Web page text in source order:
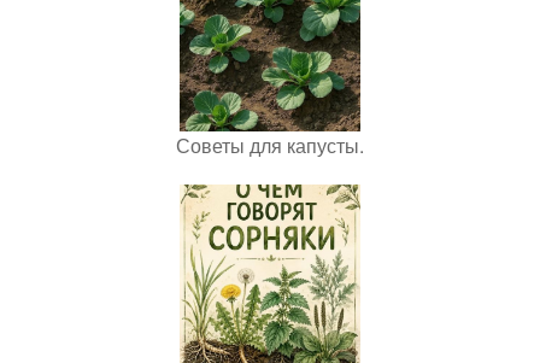
Советы для капусты.